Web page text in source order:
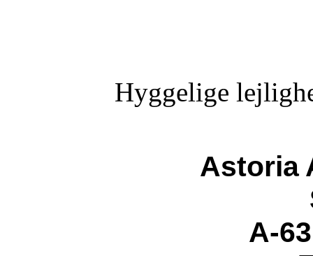
Hyggelige
Astoria
A-